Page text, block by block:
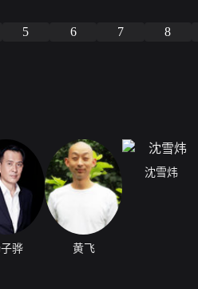
5 6 7 8
骅 黄飞
沈雪炜